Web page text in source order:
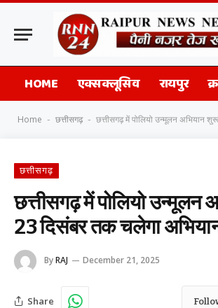
HOME एक्सक्लूसिव रायपुर
Home - छत्तीसगढ़ - छत्तीसगढ़ में पोलियो उन्मूलन अभियान शुरू,
छत्तीसगढ़
छत्तीसगढ़ में पोलियो उन्मूलन
23 दिसंबर तक चलेगा
ByRAJ December 21, 2025
Share